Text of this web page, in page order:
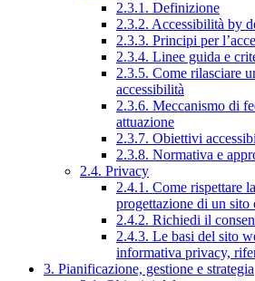
2.3.1. Definizione
2.3.2. Accessibilità by
2.3.3. Principi per
2.3.4. Linee guida e
2.3.5. Come rilasciare
accessibilità
2.3.6. Meccanismo di
attuazione
2.3.7. Obiettivi
2.3.8. Normativa e
2.4. Privacy
2.4.1. Come rispettare
progettazione di un
2.4.2. Richiedi il
2.4.3. Le basi del sito
informativa privacy,
3. Pianificazione, gestione e strategia